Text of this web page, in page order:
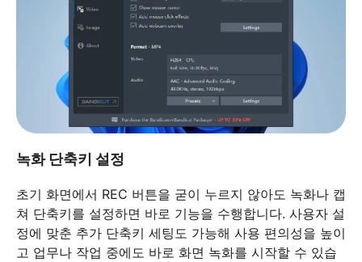
녹화 단축키 설정
초기 화면에서 REC 버튼을 굳이 누르지 않아도 녹화나 캡
쳐 단축키를 설정하면 바로 기능을 수행합니다. 사용자 설
정에 맞춘 추가 단축키 세팅도 가능해 사용 편의성을 높이
고 업무나 작업 중에도 바로 화면 녹화를 시작할 수 있습